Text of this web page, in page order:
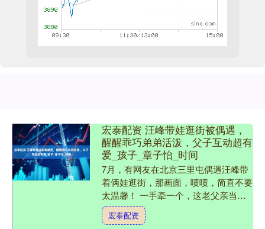
宏泰配资 汪峰带娃逛街被偶遇，
醒醒乖巧弟弟活泼，父子互动超有
爱_孩子_章子怡_时间
7月，有网友在北京三里屯偶遇汪峰带
着俩娃逛街，那画面，啧啧，简直不要
太温馨！ 一手牵一个，这老父亲当
的，真叫一个细心周到。 当天汪峰的
打扮也是相当用心，AllB....
宏泰配资